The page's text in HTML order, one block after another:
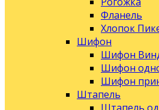
Фланель
Хлопок
Шифон
Шифон
Шифон
Шифон
Штапель